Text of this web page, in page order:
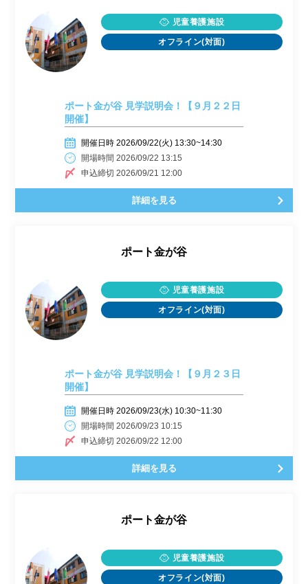
児童養護施設
オフライン(対面)
ポート金が谷 見学説明会！【９月２２日
開催】
開催日時 2026/09/22(火) 13:30~14:30
開場時間 2026/09/22 13:15
申込締切 2026/09/21 12:00
詳細を見る
ポート金が谷
児童養護施設
オフライン(対面)
ポート金が谷 見学説明会！【９月２３日
開催】
開催日時 2026/09/23(水) 10:30~11:30
開場時間 2026/09/23 10:15
申込締切 2026/09/22 12:00
詳細を見る
ポート金が谷
児童養護施設
オフライン(対面)